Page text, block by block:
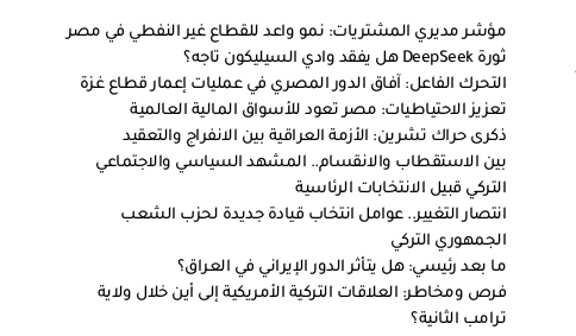
مؤشر مديري المشتريات: نمو واعد للقطاع غير النفطي في مصر
ثورة DeepSeek هل يفقد وادي السيليكون تاجه؟
التحرك الفاعل: آفاق الدور المصري في عمليات إعمار قطاع غزة
تعزيز الاحتياطيات: مصر تعود للأسواق المالية العالمية
ذكرى حراك تشرين: الأزمة العراقية بين الانفراج والتعقيد
بين الاستقطاب والانقسام.. المشهد السياسي والاجتماعي
التركي قبيل الانتخابات الرئاسية
انتصار التغيير.. عوامل انتخاب قيادة جديدة لحزب الشعب
الجمهوري التركي
ما بعد رئيسي: هل يتأثر الدور الإيراني في العراق؟
فرص ومخاطر: العلاقات التركية الأمريكية إلى أين خلال ولاية
ترامب الثانية؟